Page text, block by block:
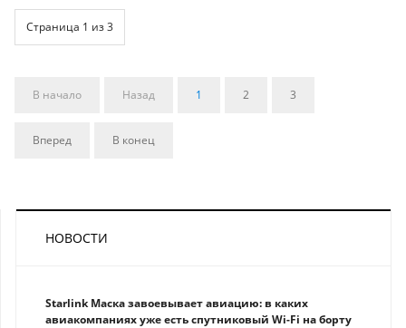
Страница 1 из 3
В начало Назад 1 2 3
Вперед В конец
НОВОСТИ
Starlink Маска завоевывает авиацию: в каких
авиакомпаниях уже есть спутниковый Wi-Fi на борту